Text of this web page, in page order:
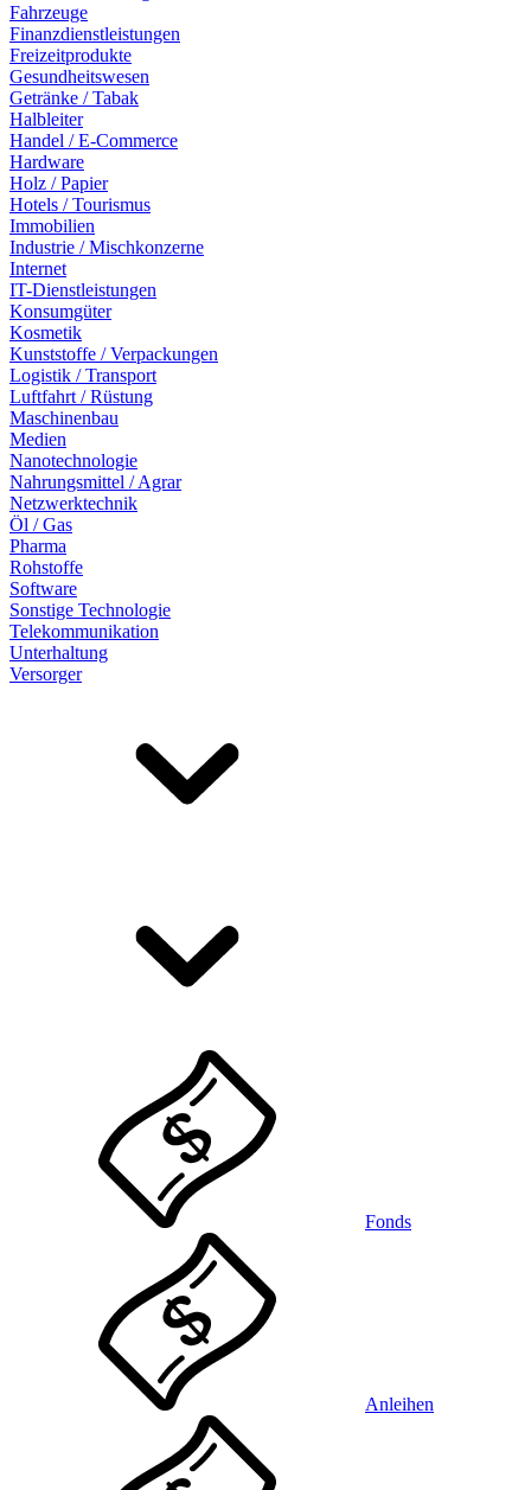
Fahrzeuge
Finanzdienstleistungen
Freizeitprodukte
Gesundheitswesen
Getränke / Tabak
Halbleiter
Handel / E-Commerce
Hardware
Holz / Papier
Hotels / Tourismus
Immobilien
Industrie / Mischkonzerne
Internet
IT-Dienstleistungen
Konsumgüter
Kosmetik
Kunststoffe / Verpackungen
Logistik / Transport
Luftfahrt / Rüstung
Maschinenbau
Medien
Nanotechnologie
Nahrungsmittel / Agrar
Netzwerktechnik
Öl / Gas
Pharma
Rohstoffe
Software
Sonstige Technologie
Telekommunikation
Unterhaltung
Versorger
Fonds
Anleihen